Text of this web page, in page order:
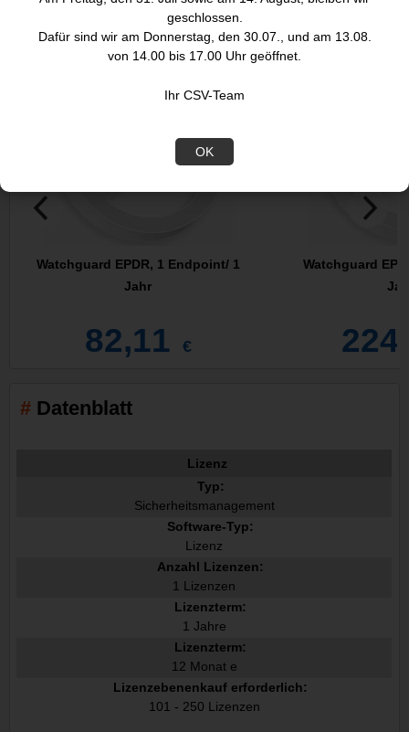
geschlossen.
Dafür sind wir am Donnerstag, den 30.07., und am 13.08.
von 14.00 bis 17.00 Uhr geöffnet.
Ihr CSV-Team
OK
AUCH INTERESSIEREN:
Watchguard EPDR, 1 Endpoint/ 1
Jahr
82,11 €
Watchguard
Datenblatt
Lizenz
Typ:
Sicherheitsmanagement
Software-Typ:
Lizenz
Anzahl Lizenzen:
1 Lizenzen
Lizenzterm:
1 Jahre
Lizenzterm:
12 Monat e
Lizenzebenenkauf erforderlich:
101 - 250 Lizenzen